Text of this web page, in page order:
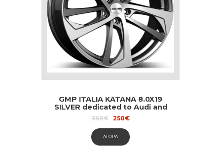
GMP ITALIA KATANA 8.0X19
SILVER dedicated to Audi and
Volvo
350€
Original
was:
350€.
250€Current
is:
250€.
ΑΓΟΡΑ